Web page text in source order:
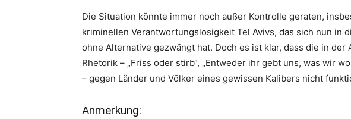
Die Situation könnte immer noch außer Kontrolle geraten,
kriminellen Verantwortungslosigkeit Tel Avivs, das sich nun in
ohne Alternative gezwängt hat. Doch es ist klar, dass die in
Rhetorik – „Friss oder stirb“, „Entweder ihr gebt uns, was wir
– gegen Länder und Völker eines gewissen Kalibers nicht
Anmerkung: